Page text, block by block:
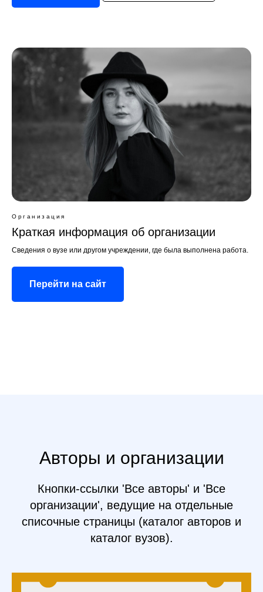
Организация
Краткая информация об организации
Сведения о вузе или другом учреждении, где была выполнена работа.
Перейти на сайт
Авторы и организации
Кнопки-ссылки 'Все авторы' и 'Все
организации', ведущие на отдельные
списочные страницы (каталог авторов и
каталог вузов).